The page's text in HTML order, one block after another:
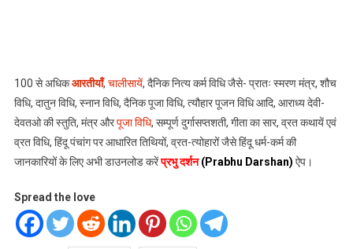
100 से अधिकआरतीयाँ, चालीसायें, दैनिक नित्य कर्म विधि जैसे- प्रातः स्मरण मंत्र, शौच
विधि, दातुन विधि, स्नान विधि, दैनिक पूजा विधि, त्यौहार पूजन विधि आदि, आराध्य देवी-
देवतओ की स्तुति, मंत्र औरपूजा विधि, सम्पूर्ण दुर्गासप्तशती, गीता का सार, व्रत कथायें एवं
व्रत विधि, हिंदू पंचांग पर आधारित तिथियों, व्रत-त्योहारों जैसे हिंदू धर्म-कर्म की
जानकारियों के लिए अभी डाउनलोड करेंप्रभु दर्शन (Prabhu Darshan) ऐप।
Spread the love